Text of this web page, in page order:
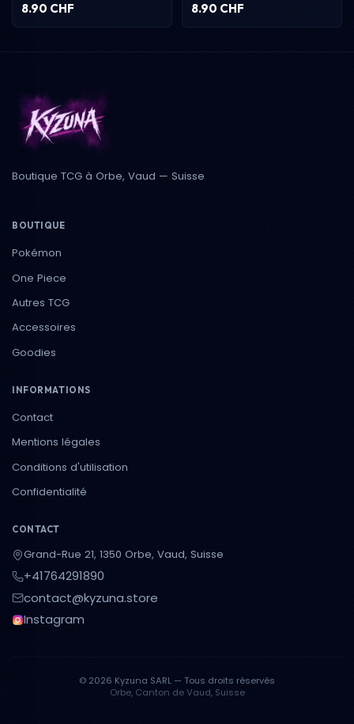
8.90 CHF
8.90 CHF
Boutique TCG à Orbe, Vaud — Suisse
BOUTIQUE
Pokémon
One Piece
Autres TCG
Accessoires
Goodies
INFORMATIONS
Contact
Mentions légales
Conditions d'utilisation
Confidentialité
CONTACT
Grand-Rue 21, 1350 Orbe, Vaud, Suisse
+41764291890
contact@kyzuna.store
Instagram
© 2026 Kyzuna SARL — Tous droits réservés
Orbe, Canton de Vaud, Suisse